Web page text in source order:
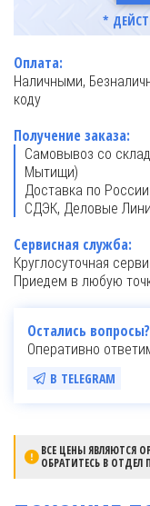
*
Оплата:
Наличными,
коду
Получение заказа:
Самовывоз со
Мытищи)
Доставка по
СДЭК, Деловые
Сервисная служба:
Круглосуточная
Приедем в любую
Остались вопросы?
Оперативно
В TELEGRAM
ВСЕ ЦЕНЫ ЯВЛЯЮТСЯ
ОБРАТИТЕСЬ В ОТДЕЛ